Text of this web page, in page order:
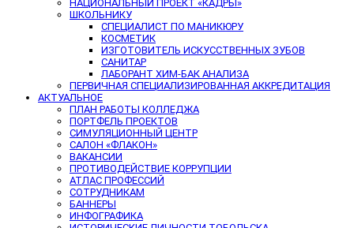
НАЦИОНАЛЬНЫЙ ПРОЕКТ «КАДРЫ»
ШКОЛЬНИКУ
СПЕЦИАЛИСТ ПО МАНИКЮРУ
КОСМЕТИК
ИЗГОТОВИТЕЛЬ ИСКУССТВЕННЫХ ЗУБОВ
САНИТАР
ЛАБОРАНТ ХИМ-БАК АНАЛИЗА
ПЕРВИЧНАЯ СПЕЦИАЛИЗИРОВАННАЯ АККРЕДИТАЦИЯ
АКТУАЛЬНОЕ
ПЛАН РАБОТЫ КОЛЛЕДЖА
ПОРТФЕЛЬ ПРОЕКТОВ
СИМУЛЯЦИОННЫЙ ЦЕНТР
САЛОН «ФЛАКОН»
ВАКАНСИИ
ПРОТИВОДЕЙСТВИЕ КОРРУПЦИИ
АТЛАС ПРОФЕССИЙ
СОТРУДНИКАМ
БАННЕРЫ
ИНФОГРАФИКА